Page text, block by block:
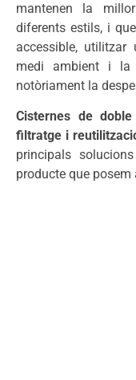
mantenen la
diferents estils, i
accessible, utilitzar
medi ambient i la
notòriament la
Cisternes de
filtratge i
principals
producte que